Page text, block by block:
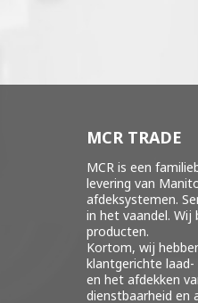
MCR TRADE
MCR is een
levering van
afdeksystemen.
in het vaandel.
producten.
Kortom, wij
klantgerichte
en het afdekken
dienstbaarheid en